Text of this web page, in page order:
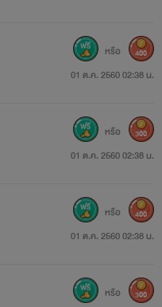
01 ต.ค. 2560 02:38 น.
หรือ 400
01 ต.ค. 2560 02:38 น.
หรือ 300
01 ต.ค. 2560 02:38 น.
หรือ 400
หรือ 300